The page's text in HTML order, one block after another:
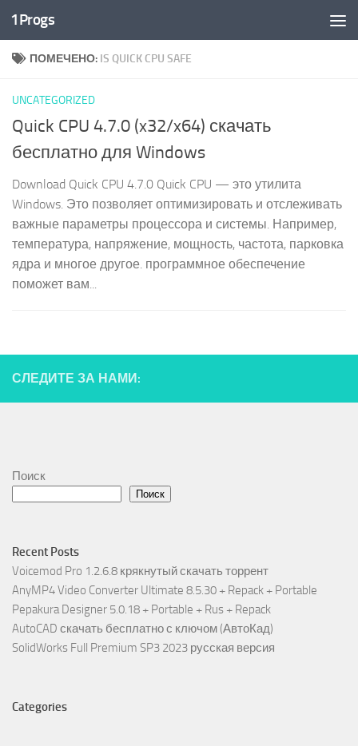
Перейти к содержимому
1Progs
ПОМЕЧЕНО: IS QUICK CPU SAFE
UNCATEGORIZED
Quick CPU 4.7.0 (x32/x64) скачать
бесплатно для Windows
Download Quick CPU 4.7.0 Quick CPU — это утилита
Windows. Это позволяет оптимизировать и отслеживать
важные параметры процессора и системы. Например,
температура, напряжение, мощность, частота, парковка
ядра и многое другое. программное обеспечение
поможет вам...
СЛЕДИТЕ ЗА НАМИ:
Поиск
Поиск
Recent Posts
Voicemod Pro 1.2.6.8 крякнутый скачать торрент
AnyMP4 Video Converter Ultimate 8.5.30 + Repack + Portable
Pepakura Designer 5.0.18 + Portable + Rus + Repack
AutoCAD скачать бесплатно с ключом (АвтоКад)
SolidWorks Full Premium SP3 2023 русская версия
Categories